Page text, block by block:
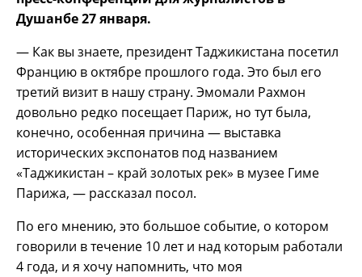
Душанбе 27 января.
— Как вы знаете, президент Таджикистана посетил
Францию в октябре прошлого года. Это был его
третий визит в нашу страну. Эмомали Рахмон
довольно редко посещает Париж, но тут была,
конечно, особенная причина — выставка
исторических экспонатов под названием
«Таджикистан – край золотых рек» в музее Гиме
Парижа, — рассказал посол.
По его мнению, это большое событие, о котором
говорили в течение 10 лет и над которым работали
4 года, и я хочу напомнить, что моя